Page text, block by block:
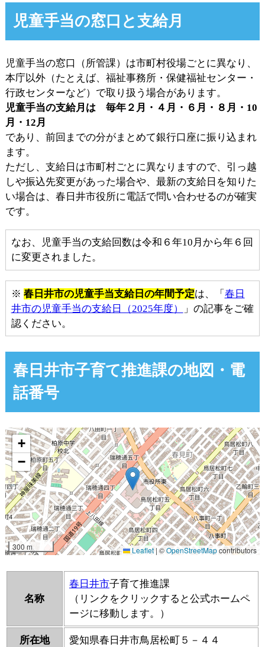
児童手当の窓口と支給月
児童手当の窓口（所管課）は市町村役場ごとに異なり、
本庁以外（たとえば、福祉事務所・保健福祉センター・
行政センターなど）で取り扱う場合があります。
児童手当の支給月は 毎年２月・４月・６月・８月・10
月・12月
であり、前回までの分がまとめて銀行口座に振り込まれ
ます。
ただし、支給日は市町村ごとに異なりますので、引っ越
しや振込先変更があった場合や、最新の支給日を知りた
い場合は、春日井市役所に電話で問い合わせるのが確実
です。
なお、児童手当の支給回数は令和６年10月から年６回
に変更されました。
※ 春日井市の児童手当支給日の年間予定は、「 春日
井市の児童手当の支給日（2025年度）
」の記事をご確
認ください。
春日井市子育て推進課の地図・電
話番号
名称
春日井市子育て推進課
（リンクをクリックすると公式ホームペ
ージに移動します。）
所在地 愛知県春日井市鳥居松町５－４４